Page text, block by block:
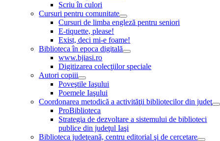
Scriu în culori
Cursuri pentru comunitate
Cursuri de limba engleză pentru seniori
E-tiquette, please!
Exist, deci mi-e foame!
Biblioteca în epoca digitală
www.bjiasi.ro
Digitizarea colecţiilor speciale
Autori copiii
Poveştile Iaşului
Poemele Iaşului
Coordonarea metodică a activităţii bibliotecilor din judeţ
ProBiblioteca
Strategia de dezvoltare a sistemului de biblioteci
publice din judeţul Iaşi
Biblioteca judeţeană, centru editorial şi de cercetare